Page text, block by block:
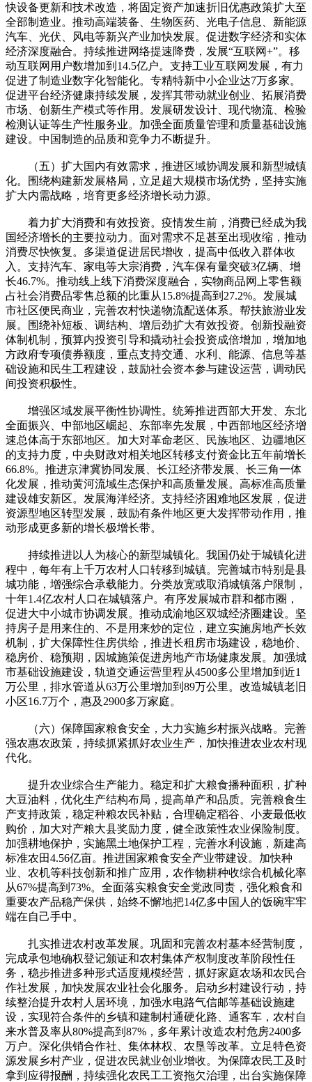
快设备更新和技术改造，将固定资产加速折旧优惠政策扩大至
全部制造业。推动高端装备、生物医药、光电子信息、新能源
汽车、光伏、风电等新兴产业加快发展。促进数字经济和实体
经济深度融合。持续推进网络提速降费，发展“互联网+”。移
动互联网用户数增加到14.5亿户。支持工业互联网发展，有力
促进了制造业数字化智能化。专精特新中小企业达7万多家。
促进平台经济健康持续发展，发挥其带动就业创业、拓展消费
市场、创新生产模式等作用。发展研发设计、现代物流、检验
检测认证等生产性服务业。加强全面质量管理和质量基础设施
建设。中国制造的品质和竞争力不断提升。
（五）扩大国内有效需求，推进区域协调发展和新型城镇
化。围绕构建新发展格局，立足超大规模市场优势，坚持实施
扩大内需战略，培育更多经济增长动力源。
着力扩大消费和有效投资。疫情发生前，消费已经成为我
国经济增长的主要拉动力。面对需求不足甚至出现收缩，推动
消费尽快恢复。多渠道促进居民增收，提高中低收入群体收
入。支持汽车、家电等大宗消费，汽车保有量突破3亿辆、增
长46.7%。推动线上线下消费深度融合，实物商品网上零售额
占社会消费品零售总额的比重从15.8%提高到27.2%。发展城
市社区便民商业，完善农村快递物流配送体系。帮扶旅游业发
展。围绕补短板、调结构、增后劲扩大有效投资。创新投融资
体制机制，预算内投资引导和撬动社会投资成倍增加，增加地
方政府专项债券额度，重点支持交通、水利、能源、信息等基
础设施和民生工程建设，鼓励社会资本参与建设运营，调动民
间投资积极性。
增强区域发展平衡性协调性。统筹推进西部大开发、东北
全面振兴、中部地区崛起、东部率先发展，中西部地区经济增
速总体高于东部地区。加大对革命老区、民族地区、边疆地区
的支持力度，中央财政对相关地区转移支付资金比五年前增长
66.8%。推进京津冀协同发展、长江经济带发展、长三角一体
化发展，推动黄河流域生态保护和高质量发展。高标准高质量
建设雄安新区。发展海洋经济。支持经济困难地区发展，促进
资源型地区转型发展，鼓励有条件地区更大发挥带动作用，推
动形成更多新的增长极增长带。
持续推进以人为核心的新型城镇化。我国仍处于城镇化进
程中，每年有上千万农村人口转移到城镇。完善城市特别是县
城功能，增强综合承载能力。分类放宽或取消城镇落户限制，
十年1.4亿农村人口在城镇落户。有序发展城市群和都市圈，
促进大中小城市协调发展。推动成渝地区双城经济圈建设。坚
持房子是用来住的、不是用来炒的定位，建立实施房地产长效
机制，扩大保障性住房供给，推进长租房市场建设，稳地价、
稳房价、稳预期，因城施策促进房地产市场健康发展。加强城
市基础设施建设，轨道交通运营里程从4500多公里增加到近1
万公里，排水管道从63万公里增加到89万公里。改造城镇老旧
小区16.7万个，惠及2900多万家庭。
（六）保障国家粮食安全，大力实施乡村振兴战略。完善
强农惠农政策，持续抓紧抓好农业生产，加快推进农业农村现
代化。
提升农业综合生产能力。稳定和扩大粮食播种面积，扩种
大豆油料，优化生产结构布局，提高单产和品质。完善粮食生
产支持政策，稳定种粮农民补贴，合理确定稻谷、小麦最低收
购价，加大对产粮大县奖励力度，健全政策性农业保险制度。
加强耕地保护，实施黑土地保护工程，完善水利设施，新建高
标准农田4.56亿亩。推进国家粮食安全产业带建设。加快种
业、农机等科技创新和推广应用，农作物耕种收综合机械化率
从67%提高到73%。全面落实粮食安全党政同责，强化粮食和
重要农产品稳产保供，始终不懈地把14亿多中国人的饭碗牢牢
端在自己手中。
扎实推进农村改革发展。巩固和完善农村基本经营制度，
完成承包地确权登记颁证和农村集体产权制度改革阶段性任
务，稳步推进多种形式适度规模经营，抓好家庭农场和农民合
作社发展，加快发展农业社会化服务。启动乡村建设行动，持
续整治提升农村人居环境，加强水电路气信邮等基础设施建
设，实现符合条件的乡镇和建制村通硬化路、通客车，农村自
来水普及率从80%提高到87%，多年累计改造农村危房2400多
万户。深化供销合作社、集体林权、农垦等改革。立足特色资
源发展乡村产业，促进农民就业创业增收。为保障农民工及时
拿到应得报酬，持续强化农民工工资拖欠治理，出台实施保障